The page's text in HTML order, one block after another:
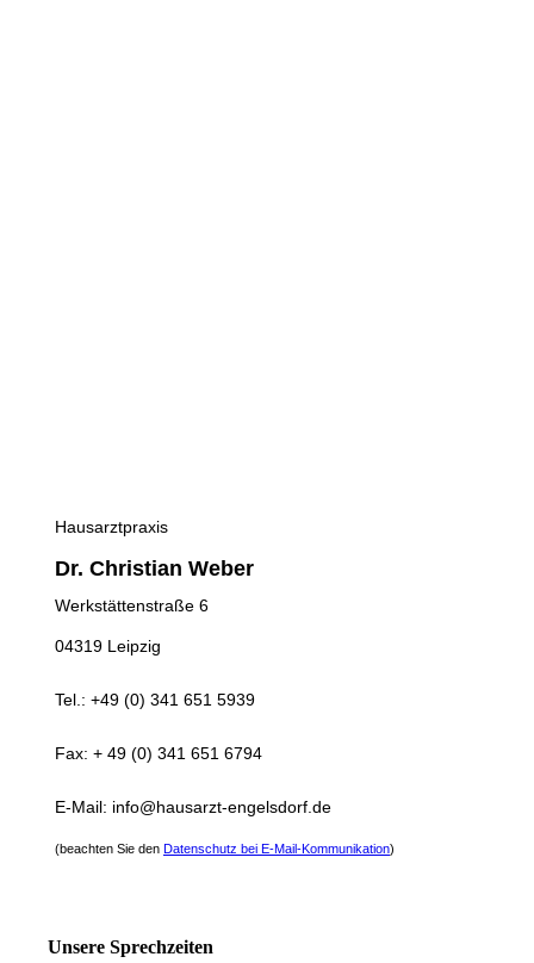
Hausarztpraxis
Dr. Christian Weber
Werkstättenstraße 6
04319 Leipzig
Tel.: +49 (0) 341 651 5939
Fax: + 49 (0) 341 651 6794
E-Mail: info@hausarzt-engelsdorf.de
(beachten Sie den Datenschutz bei E-Mail-Kommunikation)
Unsere Sprechzeiten